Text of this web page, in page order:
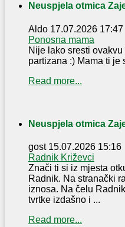
Neuspjela otmica
Aldo 17.07.2026 17:47
Ponosna mama
Nije lako sresti
partizana :) Mama ti je
Read more...
Neuspjela otmica
gost 15.07.2026 15:16
Radnik Križevci
Znači ti si iz mjesta
Radnik. Na stranački
iznosa. Na čelu
tvrtke izdašno i ...
Read more...